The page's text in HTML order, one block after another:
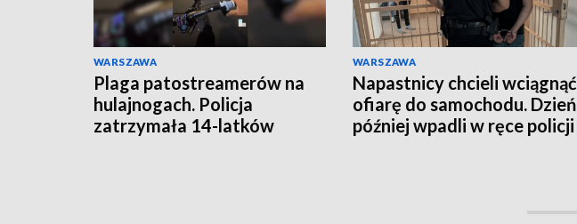
WARSZAWA
Plaga patostreamerów na
hulajnogach. Policja
zatrzymała 14-latków
WARSZAWA
Napastnicy chcieli wciągnąć
ofiarę do samochodu. Dzień
później wpadli w ręce policji